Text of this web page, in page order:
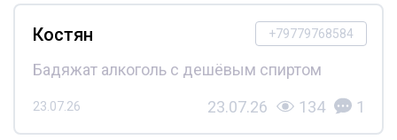
+79779768584
Костян
Бадяжат алкоголь с дешёвым спиртом
23.07.26 23.07.26 134 1